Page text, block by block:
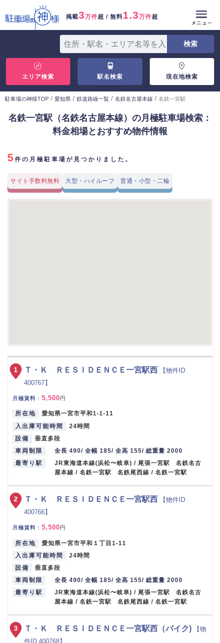
掲載3万件超 / 無料1.3万件超
エリア検索 駅名検索 現在地検索
駐車場の神様TOP / 愛知県 / 鉄道路線一覧 / 名鉄名古屋本線 / 名鉄一宮駅
名鉄一宮駅（名鉄名古屋本線）の月極駐車場検索：
料金相場とおすすめ物件情報
5 件の月極駐車場が見つかりました。
サイト手数料無料 大型・ハイルーフ 普通・小型・二輪
Ｔ・Ｋ ＲＥＳＩＤＥＮＣＥ一宮駅西
【物件ID
400767】
月極賃料 ： 5,500円
所在地
愛知県一宮市平和1-1-11
入出庫可能時間
24時間
設備
垂直多段
車両制限
全長 490/ 全幅 185/ 全高 155/ 総重量 2000
最寄り駅
JR東海道本線(浜松〜岐阜) / 尾張一宮駅 名鉄名古
屋本線 / 名鉄一宮駅 名鉄尾西線 / 名鉄一宮駅
1
Ｔ・Ｋ ＲＥＳＩＤＥＮＣＥ一宮駅西
【物件ID
400766】
月極賃料 ： 5,500 円
所在地
愛知県一宮市平和１丁目1-11
入出庫可能時間
24時間
設備
垂直多段
車両制限
全長 490/ 全幅 185/ 全高 155/ 総重量 2000
最寄り駅
JR東海道本線(浜松〜岐阜) / 尾張一宮駅 名鉄名古
屋本線 / 名鉄一宮駅 名鉄尾西線 / 名鉄一宮駅
2
Ｔ・Ｋ ＲＥＳＩＤＥＮＣＥ一宮駅西（バイク)
【物
件ID 400768】
3